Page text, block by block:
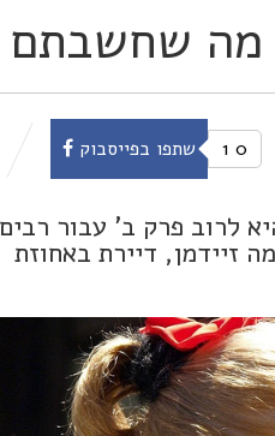
מה שחשבתם
0 שתפו בפייסבוק
לרוב פרק ב' עבור
זיידמן, דיירת באחוזת